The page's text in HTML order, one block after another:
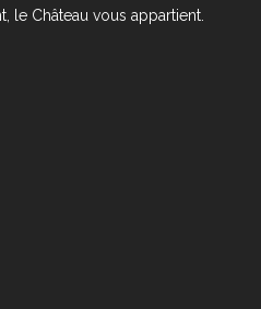
le Château vous appartient.